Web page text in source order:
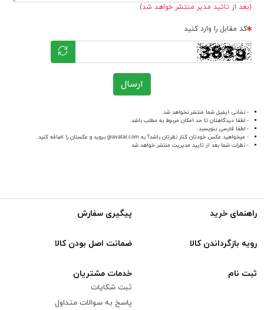
(بعد از تائید مدیر منتشر خواهد شد)
کد مقابل را وارد کنید
ارسال
- نشانی ایمیل شما منتشر نخواهد شد.
- لطفا دیدگاهتان تا حد امکان مربوط به مطلب باشد.
- لطفا فارسی بنویسید.
- میخواهید عکس خودتان کنار نظرتان باشد؟ به gravatar.com بروید و عکستان را اضافه کنید.
- نظرات شما بعد از تایید مدیریت منتشر خواهد شد
راهنمای خرید پیگیری سفارش
رویه بازگرداندن کالا ضمانت اصل بودن کالا
ثبت نام خدمات مشتریان
ثبت شکایات
پاسخ به سوالات متداول